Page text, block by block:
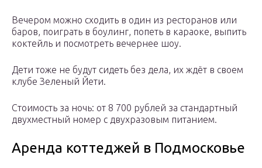
Вечером можно сходить в один из ресторанов или
баров, поиграть в боулинг, попеть в караоке, выпить
коктейль и посмотреть вечернее шоу.
Дети тоже не будут сидеть без дела, их ждёт в своем
клубе Зеленый Йети.
Стоимость за ночь: от 8 700 рублей за стандартный
двухместный номер с двухразовым питанием.
Аренда коттеджей в Подмосковье